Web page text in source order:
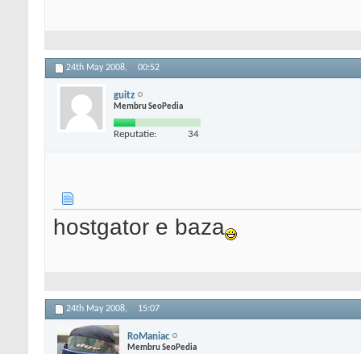
24th May 2008, 00:52
guitz
Membru SeoPedia
Reputatie: 34
hostgator e baza
24th May 2008, 15:07
RoManiac
Membru SeoPedia